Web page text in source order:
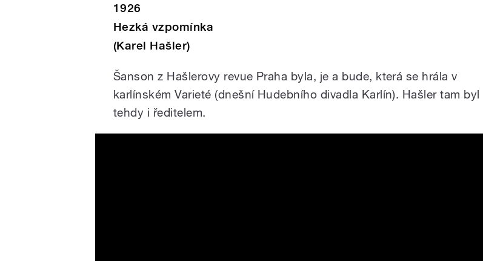
1926
Hezká vzpomínka
(Karel Hašler)
Šanson z Hašlerovy revue Praha byla, je a bude, která se hrála v
karlínském Varieté (dnešní Hudebního divadla Karlín). Hašler tam byl
tehdy i ředitelem.